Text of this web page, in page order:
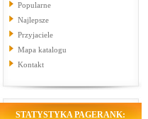
Popularne
Najlepsze
Przyjaciele
Mapa katalogu
Kontakt
STATYSTYKA PAGERANK: